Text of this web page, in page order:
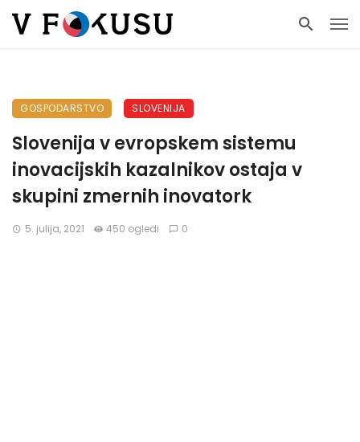
GOSPODARSTVO SLOVENIJA
Slovenija v evropskem sistemu
inovacijskih kazalnikov ostaja v
skupini zmernih inovatork
5. julija, 2021 450 ogledi 0